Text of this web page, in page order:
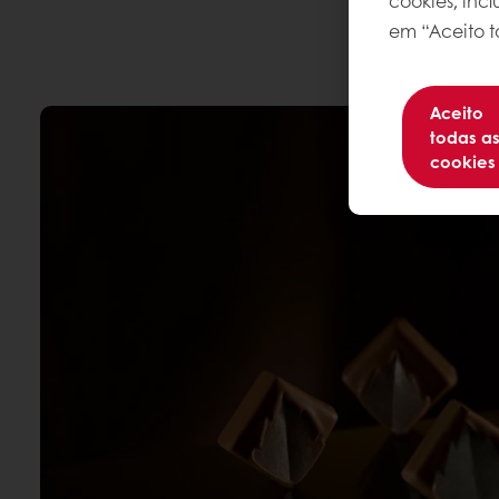
em “Aceito
Aceito
todas as
cookies